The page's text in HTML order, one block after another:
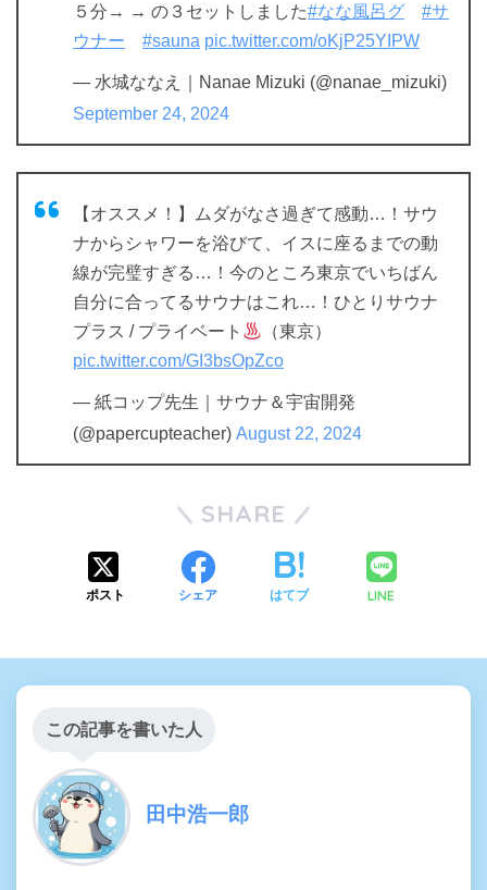
５分→ → の３セットしました#なな風呂グ
#サ
ウナー
#sauna pic.twitter.com/oKjP25YIPW
— 水城ななえ｜Nanae Mizuki (@nanae_mizuki)
September 24, 2024
【オススメ！】ムダがなさ過ぎて感動…！サウ
ナからシャワーを浴びて、イスに座るまでの動
線が完璧すぎる…！今のところ東京でいちばん
自分に合ってるサウナはこれ…！ひとりサウナ
プラス / プライベート
（東京）
pic.twitter.com/GI3bsOpZco
— 紙コップ先生｜サウナ＆宇宙開発
(@papercupteacher) August 22, 2024
SHARE
ポスト シェア はてブ LINE
この記事を書いた人
田中浩一郎